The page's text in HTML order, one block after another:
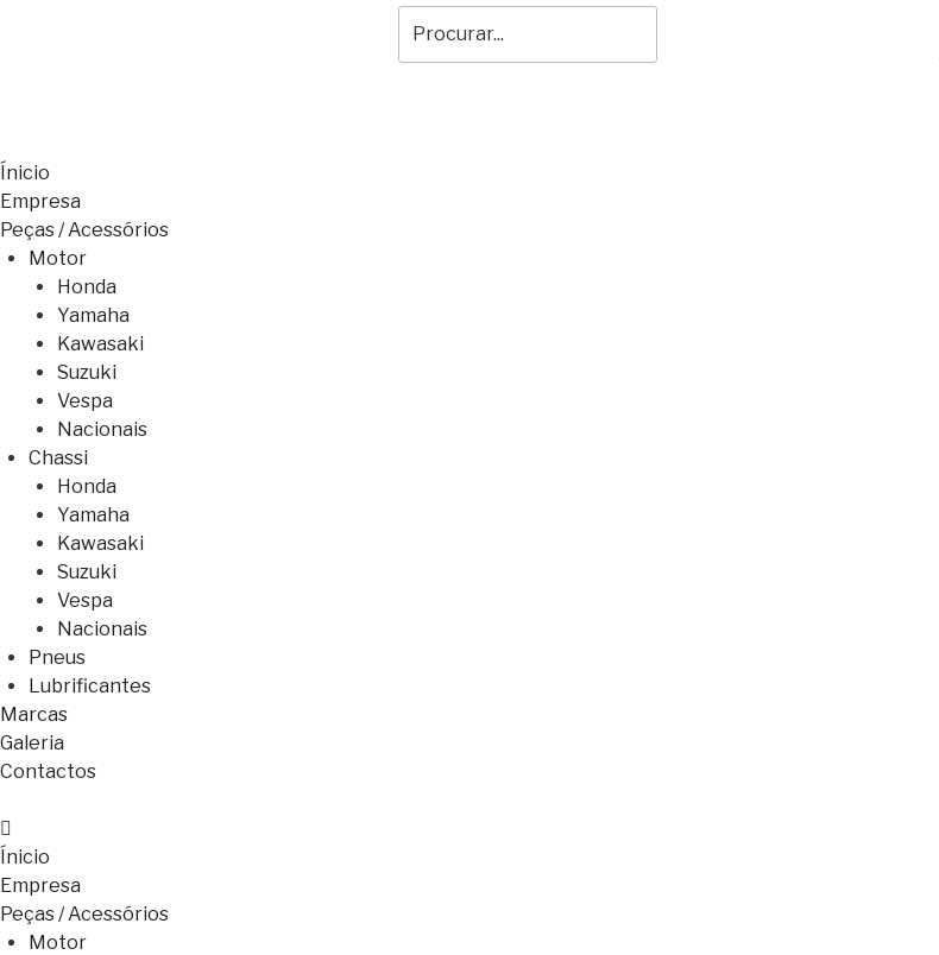
Ínicio
Empresa
Peças / Acessórios
Motor
Honda
Yamaha
Kawasaki
Suzuki
Vespa
Nacionais
Chassi
Honda
Yamaha
Kawasaki
Suzuki
Vespa
Nacionais
Pneus
Lubrificantes
Marcas
Galeria
Contactos
Ínicio
Empresa
Peças / Acessórios
Motor